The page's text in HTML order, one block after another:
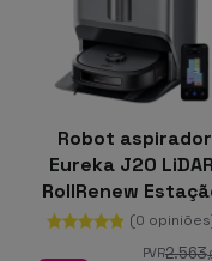
Robot aspirador
Eureka J20 LiDAR
RollRenew
6 em 1 8000Pa
(0
PVR2.563